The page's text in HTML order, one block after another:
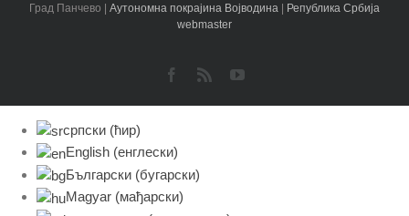
Град Панчево | Аутономна покрајина Војводина | Република Србија
webmaster
Facebook
Rss YouTube
српски (ћир)
English (енглески)
Български (бугарски)
Magyar (мађарски)